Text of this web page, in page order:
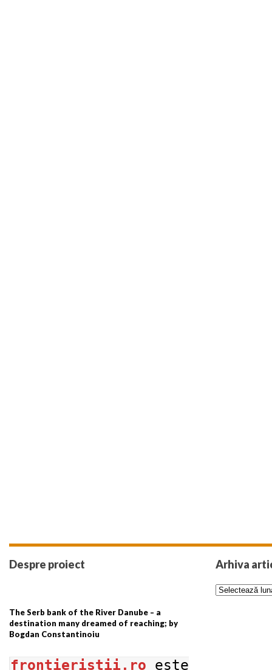
Despre proiect
The Serb bank of the River Danube – a
destination many dreamed of reaching; by
Bogdan Constantinoiu
frontieristii.ro este
Arhiva